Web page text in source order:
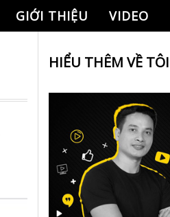
GIỚI THIỆU VIDEO
HIỂU THÊM VỀ TÔI